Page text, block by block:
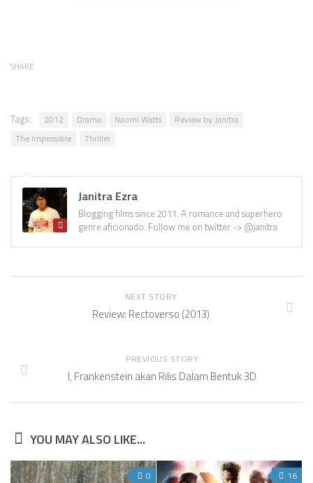
SHARE
Tags: 2012 Drama Naomi Watts
Review by Janitra
The Impossible
Thriller
Janitra Ezra
Blogging films since 2011. A romance and superhero
genre aficionado. Follow me on twitter -> @janitra
NEXT STORY
Review: Rectoverso (2013)
PREVIOUS STORY
I, Frankenstein akan Rilis Dalam Bentuk 3D
YOU MAY ALSO LIKE...
0 16